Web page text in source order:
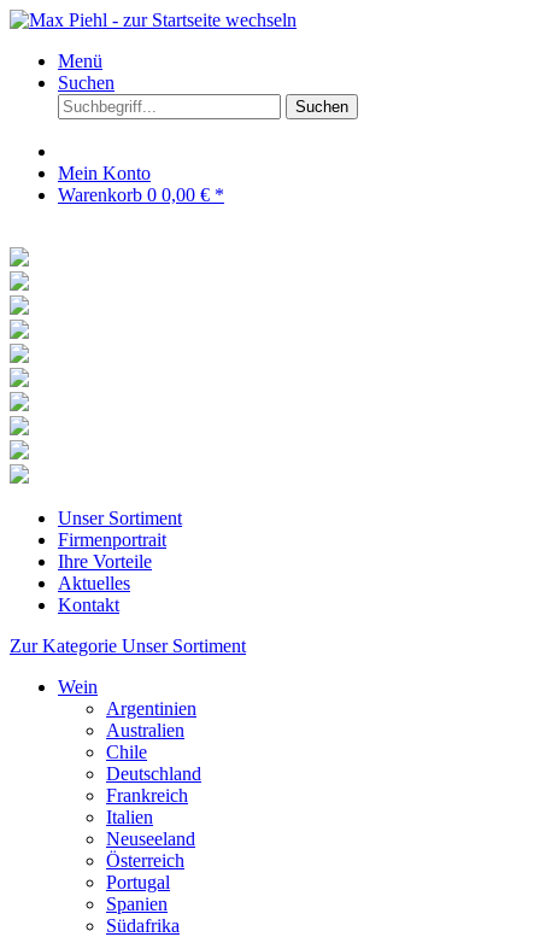
Menü
Suchen
Suchen
Mein Konto
Warenkorb 0 0,00 € *
Unser Sortiment
Firmenportrait
Ihre Vorteile
Aktuelles
Kontakt
Zur Kategorie Unser Sortiment
Wein
Argentinien
Australien
Chile
Deutschland
Frankreich
Italien
Neuseeland
Österreich
Portugal
Spanien
Südafrika